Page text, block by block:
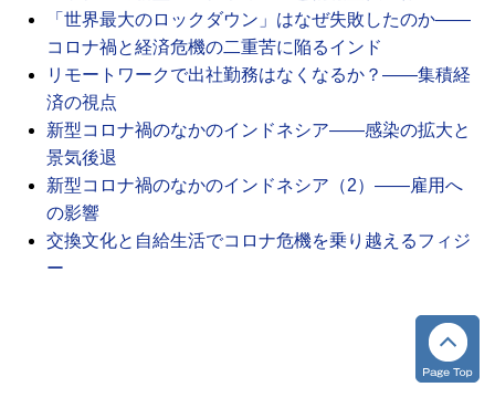
「世界最大のロックダウン」はなぜ失敗したのか――
コロナ禍と経済危機の二重苦に陥るインド
リモートワークで出社勤務はなくなるか？――集積経
済の視点
新型コロナ禍のなかのインドネシア――感染の拡大と
景気後退
新型コロナ禍のなかのインドネシア（2）――雇用へ
の影響
交換文化と自給生活でコロナ危機を乗り越えるフィジ
ー